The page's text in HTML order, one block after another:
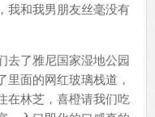
我和我男朋友丝毫没有
去了雅尼国家湿地公园
面的网红玻璃栈道，
在林芝，喜橙请我们吃